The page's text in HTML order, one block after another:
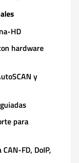
HD
hardware
y
para
FD, DoIP,